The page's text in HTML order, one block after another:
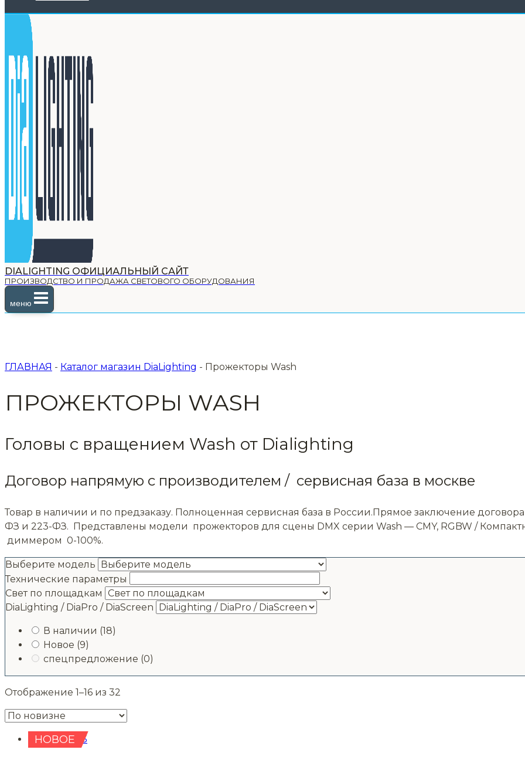
DIALIGHTING ОФИЦИАЛЬНЫЙ САЙТ
ПРОИЗВОДСТВО И ПРОДАЖА СВЕТОВОГО ОБОРУДОВАНИЯ
меню
ГЛАВНАЯ - Каталог магазин DiaLighting - Прожекторы Wash
ПРОЖЕКТОРЫ WASH
Головы с вращением Wash от Dialighting
Договор напрямую с производителем / сервисная база в москве
Товар в наличии и по предзаказу. Полноценная сервисная база в России.Прямое заключение
ФЗ и 223-ФЗ. Представлены модели прожекторов для сцены DMX серии Wash — CMY, RGBW /
диммером 0-100%.
Выберите модель
Технические параметры
Свет по площадкам
DiaLighting / DiaPro / DiaScreen
В наличии (18)
Новое (9)
спецпредложение (0)
Отображение 1–16 из 32
недавние
НОВОЕ